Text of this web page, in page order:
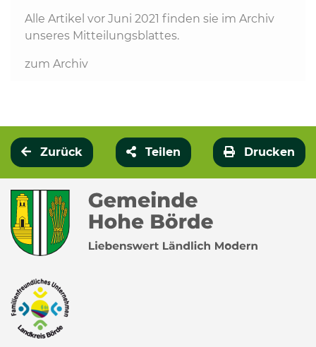
Alle Artikel vor Juni 2021 finden sie im Archiv
unseres Mitteilungsblattes.
zum Archiv
Zurück Teilen Drucken